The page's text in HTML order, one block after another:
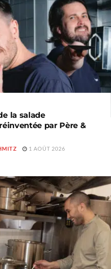
la salade
par Père &
1 AOÛT 2026